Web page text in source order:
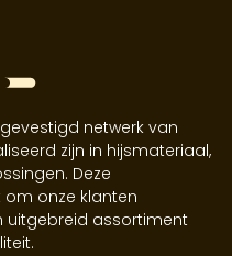
netwerk van
zijn in hijsmateriaal,
Deze
onze klanten
uitgebreid assortiment